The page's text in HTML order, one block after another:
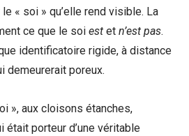
« soi » qu’elle rend visible. La
ce que le soi est et n’est pas.
identificatoire rigide, à distance
demeurerait poreux.
», aux cloisons étanches,
était porteur d’une véritable